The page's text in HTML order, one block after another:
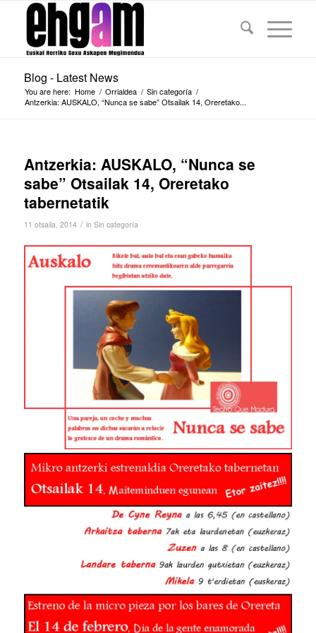
Blog - Latest News
You are here: Home / Orrialdea / Sin categoría /
Antzerkia: AUSKALO, “Nunca se sabe” Otsailak 14, Oreretako...
Antzerkia: AUSKALO, “Nunca se
sabe” Otsailak 14, Oreretako
tabernetatik
11 otsaila, 2014 / in Sin categoría